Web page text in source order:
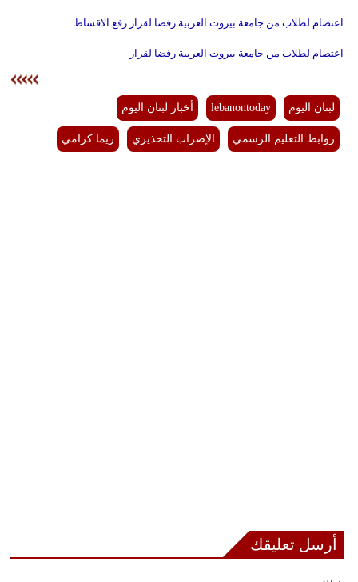
اعتصام لطلاب من جامعة بيروت العربية رفضا لقرار رفع الاقساط
اعتصام لطلاب من جامعة بيروت العربية رفضا لقرار
لبنان اليوم lebanontoday أخبار لبنان اليوم
روابط التعليم الرسمي الإضراب التحذيري ريما كرامي
أرسل تعليقك